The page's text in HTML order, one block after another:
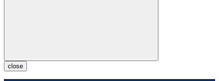
close